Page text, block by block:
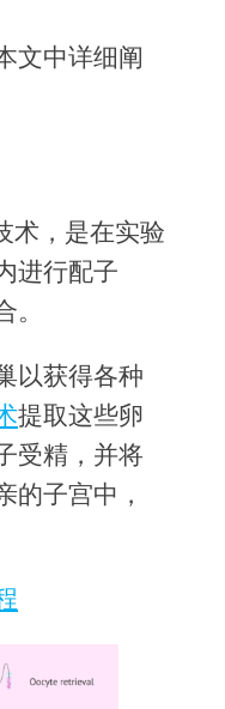
文中详细阐
术，是在实验
进行配子
。
以获得各种
提取这些卵
受精，并将
的子宫中，